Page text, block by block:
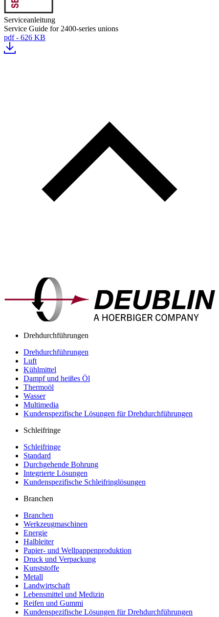
Serviceanleitung
Service Guide for 2400-series unions
pdf - 626 KB
Drehdurchführungen
Drehdurchführungen
Luft
Kühlmittel
Dampf und heißes Öl
Thermoöl
Wasser
Multimedia
Kundenspezifische Lösungen für Drehdurchführungen
Schleifringe
Schleifringe
Standard
Durchgehende Bohrung
Integrierte Lösungen
Kundenspezifische Schleifringlösungen
Branchen
Branchen
Werkzeugmaschinen
Energie
Halbleiter
Papier- und Wellpappenproduktion
Druck und Verpackung
Kunststoffe
Metall
Landwirtschaft
Lebensmittel und Medizin
Reifen und Gummi
Kundenspezifische Lösungen für Drehdurchführungen